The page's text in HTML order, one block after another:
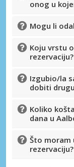
onog u
Mogu li
Koju vrstu
rezervaciju?
Izgubio/la
dobiti
Koliko
dana u
Što moram
rezervaciju?